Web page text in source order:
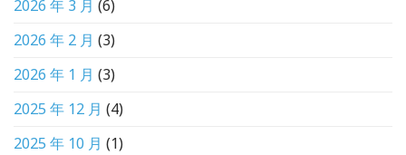
2026 年 3 月 (6)
2026 年 2 月 (3)
2026 年 1 月 (3)
2025 年 12 月 (4)
2025 年 10 月 (1)